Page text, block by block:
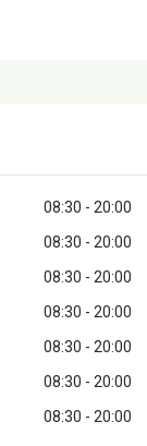
08:30
20:00
08:30
20:00
08:30
20:00
08:30
20:00
08:30
20:00
08:30
20:00
08:30 20:00